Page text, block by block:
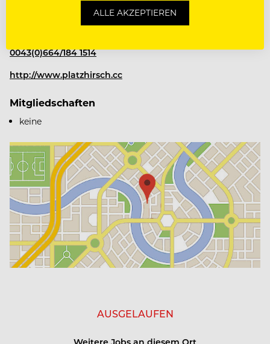
Herr Franz & Maria Böhmer
0043(0)664/184 1514
http://www.platzhirsch.cc
Mitgliedschaften
keine
AUSGELAUFEN
ALLE AKZEPTIEREN